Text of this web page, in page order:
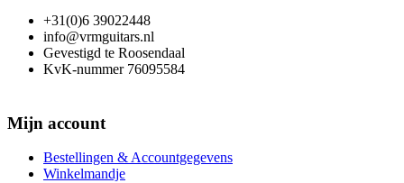
+31(0)6 39022448
info@vrmguitars.nl
Gevestigd te Roosendaal
KvK-nummer 76095584
Mijn account
Bestellingen & Accountgegevens
Winkelmandje